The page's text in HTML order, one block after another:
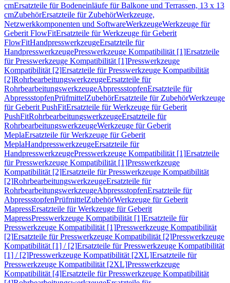
cmErsatzteile für Bodeneinläufe für Balkone und Terrassen, 13 x 13
cmZubehörErsatzteile für ZubehörWerkzeuge,
Netzwerkkomponenten und SoftwareWerkzeugeWerkzeuge für
Geberit FlowFitErsatzteile für Werkzeuge für Geberit
FlowFitHandpresswerkzeugeErsatzteile für
HandpresswerkzeugePresswerkzeuge Kompatibilität [1]Ersatzteile
für Presswerkzeuge Kompatibilität [1]Presswerkzeuge
Kompatibilität [2]Ersatzteile für Presswerkzeuge Kompatibilität
[2]RohrbearbeitungswerkzeugeErsatzteile für
RohrbearbeitungswerkzeugeAbpressstopfenErsatzteile für
AbpressstopfenPrüfmittelZubehörErsatzteile für ZubehörWerkzeuge
für Geberit PushFitErsatzteile für Werkzeuge für Geberit
PushFitRohrbearbeitungswerkzeugeErsatzteile für
RohrbearbeitungswerkzeugeWerkzeuge für Geberit
MeplaErsatzteile für Werkzeuge für Geberit
MeplaHandpresswerkzeugeErsatzteile für
HandpresswerkzeugePresswerkzeuge Kompatibilität [1]Ersatzteile
für Presswerkzeuge Kompatibilität [1]Presswerkzeuge
Kompatibilität [2]Ersatzteile für Presswerkzeuge Kompatibilität
[2]RohrbearbeitungswerkzeugeErsatzteile für
RohrbearbeitungswerkzeugeAbpressstopfenErsatzteile für
AbpressstopfenPrüfmittelZubehörWerkzeuge für Geberit
MapressErsatzteile für Werkzeuge für Geberit
MapressPresswerkzeuge Kompatibilität [1]Ersatzteile für
Presswerkzeuge Kompatibilität [1]Presswerkzeuge Kompatibilität
[2]Ersatzteile für Presswerkzeuge Kompatibilität [2]Presswerkzeuge
Kompatibilität [1] / [2]Ersatzteile für Presswerkzeuge Kompatibilität
[1] / [2]Presswerkzeuge Kompatibilität [2XL]Ersatzteile für
Presswerkzeuge Kompatibilität [2XL]Presswerkzeuge
Kompatibilität [4]Ersatzteile für Presswerkzeuge Kompatibilität